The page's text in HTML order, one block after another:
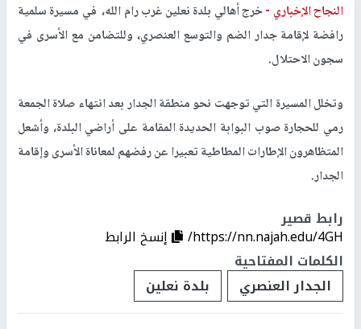
النجاح الإخباري -خرج أهالي بلدة نعلين غرب رام الله، في مسيرة سلمية
رافضة لإقامة جدار الضم والتوسع العنصري، وللتضامن مع الأسرى في
سجون الاحتلال.
وتخلل المسيرة التي توجهت نحو منطقة الجدار بعد انتهاء صلاة الجمعة
رمي للحجارة صوب البوابة الحديدة المقامة على أراضي البلدة، وأشعل
المتظاهرون الإطارات المطاطية تعبيرا عن رفضهم لمعاناة الأسرى وإقامة
الجدار.
رابط قصير
https://nn.najah.edu/4GH/
إنسخ الرابط
الكلمات المفتاحية
الجدار العنصري
بلدة نعلين